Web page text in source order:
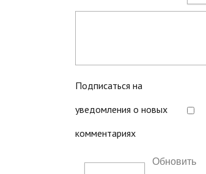
Подписаться на
уведомления о новых
комментариях
Обновить